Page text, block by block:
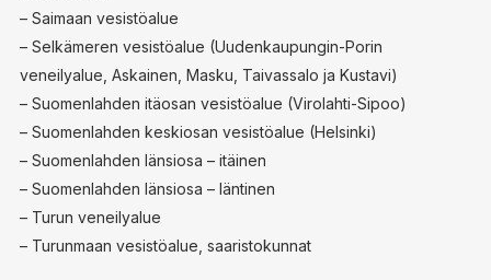
– Saimaan vesistöalue
– Selkämeren vesistöalue (Uudenkaupungin-Porin
veneilyalue, Askainen, Masku, Taivassalo ja Kustavi)
– Suomenlahden itäosan vesistöalue (Virolahti-Sipoo)
– Suomenlahden keskiosan vesistöalue (Helsinki)
– Suomenlahden länsiosa – itäinen
– Suomenlahden länsiosa – läntinen
– Turun veneilyalue
– Turunmaan vesistöalue, saaristokunnat